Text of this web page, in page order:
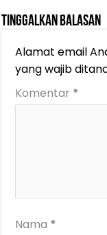
Tinggalkan Balasan
Alamat email
yang wajib
Komentar *
Nama *